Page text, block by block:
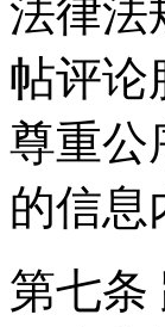
法律法
帖评论
尊重公
的信息
第七条